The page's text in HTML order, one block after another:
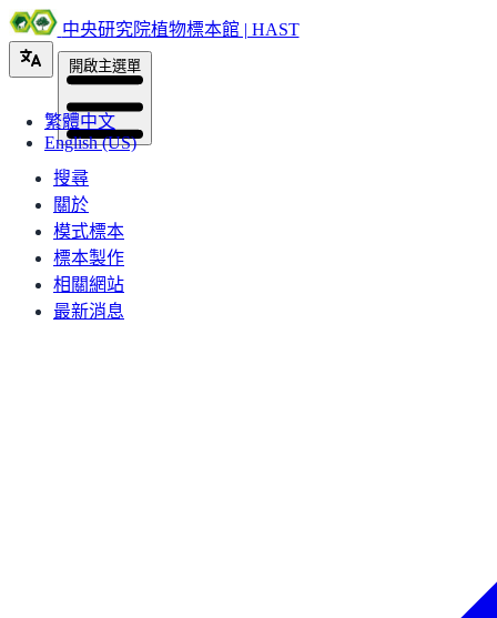
中央研究院植物標本館 | HAST
繁體中文
English (US)
開啟主選單
搜尋
關於
模式標本
標本製作
相關網站
最新消息